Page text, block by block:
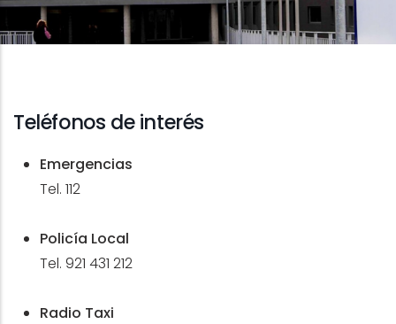
Teléfonos de interés
Emergencias
Tel. 112
Policía Local
Tel. 921 431 212
Radio Taxi